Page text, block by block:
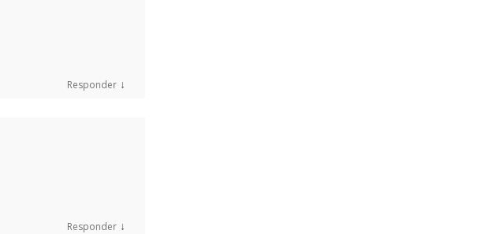
Responder ↓
Responder ↓